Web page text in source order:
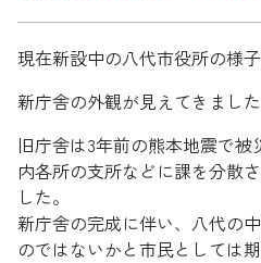
現在新設中の八代市役所の様子
新庁舎の外観が見えてきました
旧庁舎は3年前の熊本地震で
内各所の支所などに課を分散
した。
新庁舎の完成に伴い、八代の
のではないかと市民としては